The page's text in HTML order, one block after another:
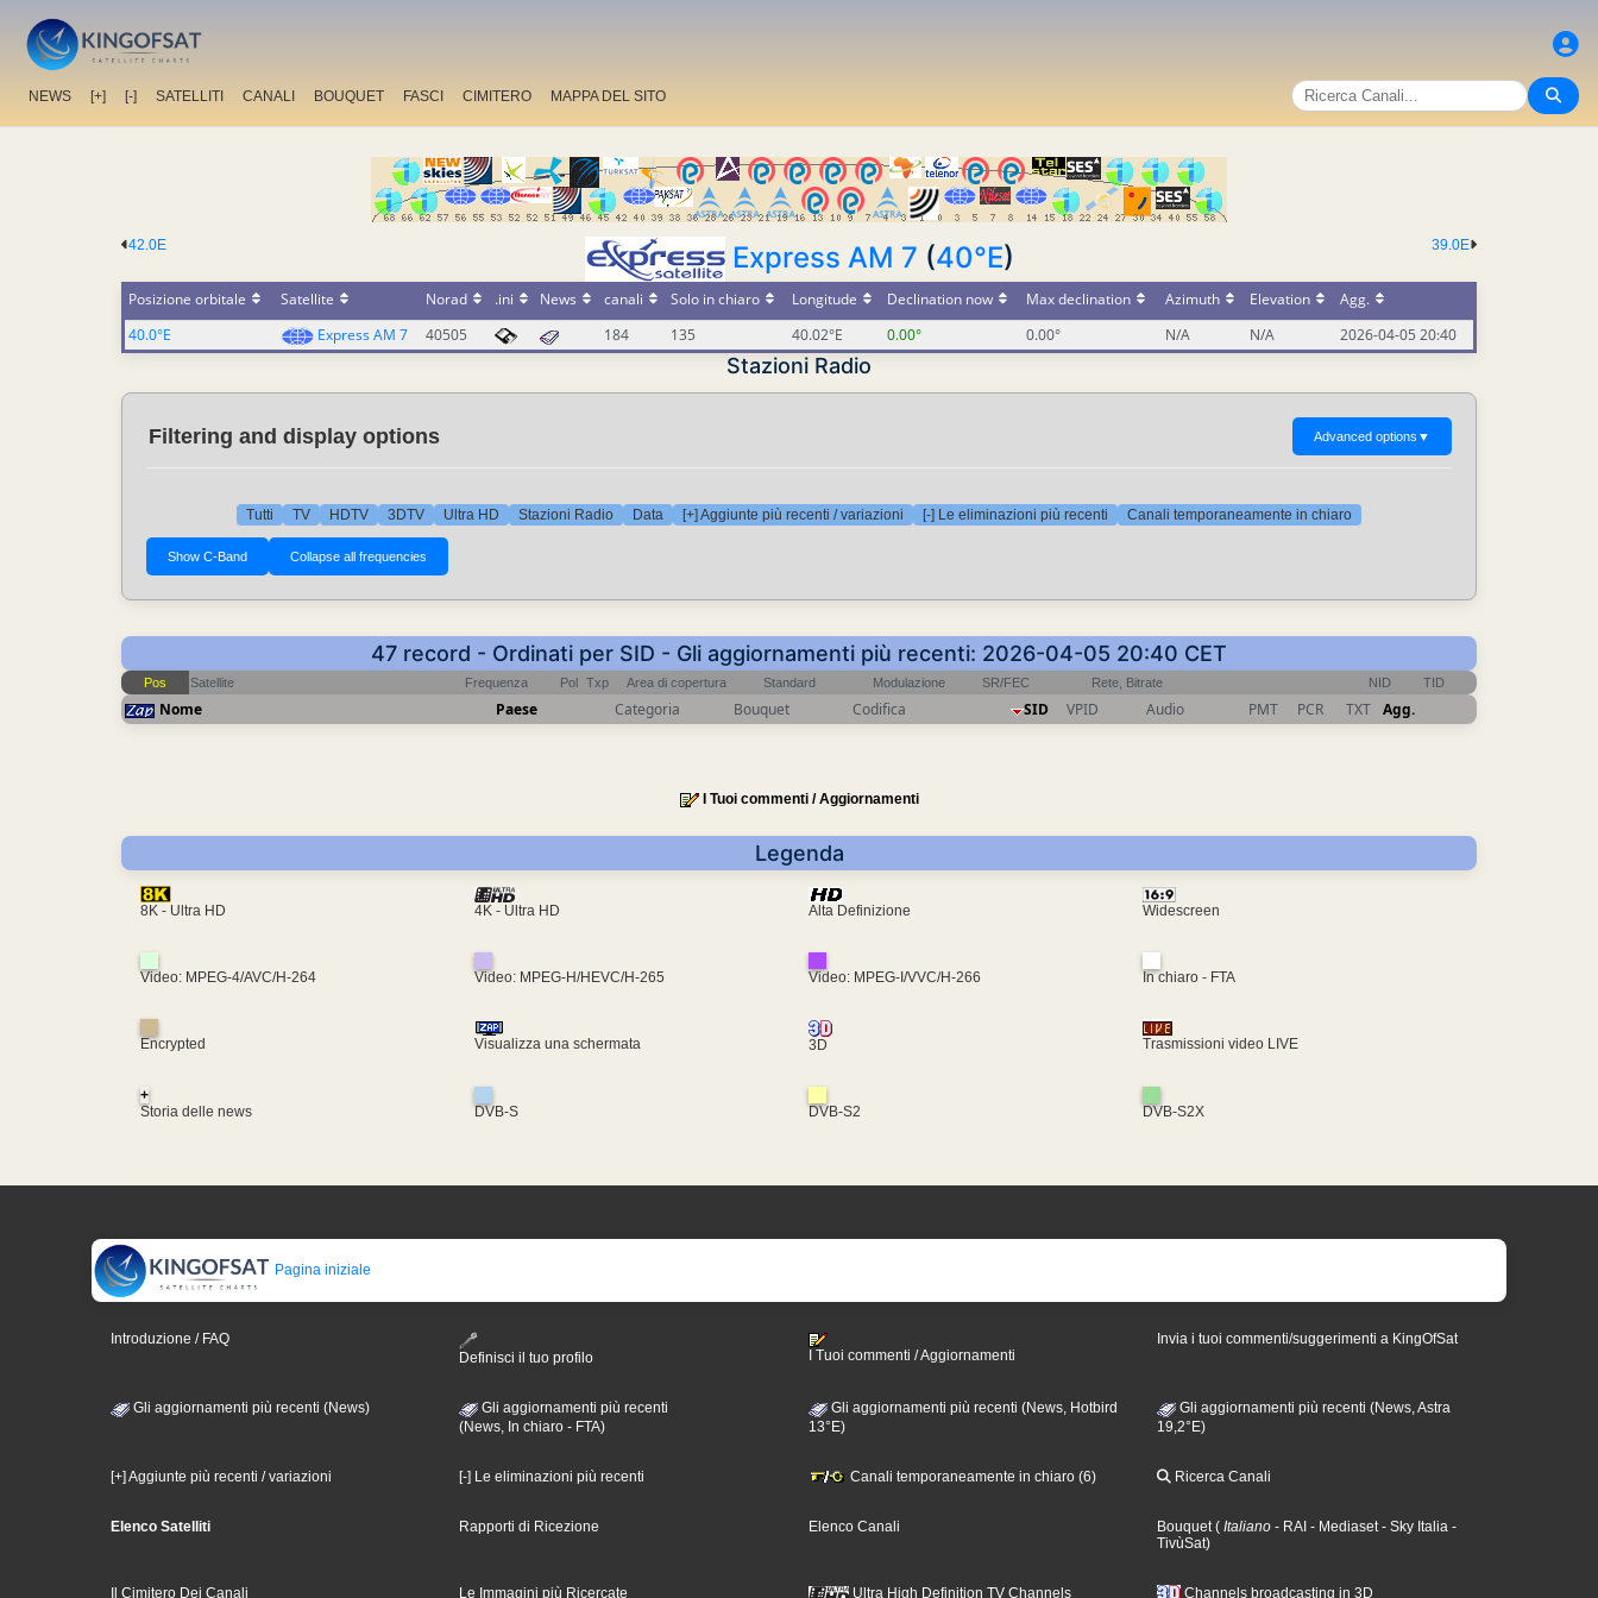
NEWS [+] [-] SATELLITI CANALI BOUQUET FASCI CIMITERO MAPPA DEL SITO
39.0E
42.0E Express AM 7 (40°E)
Posizione orbitale Satellite Norad .ini News canali Solo in chiaro Longitude Declination now Max declination Azimuth Elevation
Agg.
40.0°E
Express AM 7 40505 184 135 40.02°E 0.00° 0.00° N/A N/A 2026-04-05 20:40
Stazioni Radio
Filtering and display options Advanced options ▼
Tutti TV HDTV 3DTV Ultra HD Stazioni Radio Data [+] Aggiunte più recenti / variazioni [-] Le eliminazioni più recenti Canali temporaneamente in chiaro
47 record - Ordinati per SID - Gli aggiornamenti più recenti: 2026-04-05 20:40 CET
Pos Satellite Frequenza Pol Txp Area di copertura Standard Modulazione SR/FEC Rete, Bitrate NID TID
Nome Paese Categoria Bouquet Codifica SID VPID Audio PMT PCR TXT Agg.
I Tuoi commenti / Aggiornamenti
Legenda
8K - Ultra HD 4K - Ultra HD Alta Definizione Widescreen
Video: MPEG-4/AVC/H-264 Video: MPEG-H/HEVC/H-265 Video: MPEG-I/VVC/H-266 In chiaro - FTA
Encrypted Visualizza una schermata 3D Trasmissioni video LIVE
+
Storia delle news
DVB-S DVB-S2 DVB-S2X
Pagina iniziale
Introduzione / FAQ
Definisci il tuo profilo
I Tuoi commenti / Aggiornamenti
Invia i tuoi commenti/suggerimenti a KingOfSat
Gli aggiornamenti più recenti (News)
Gli aggiornamenti più recenti
(News, In chiaro - FTA)
Gli aggiornamenti più recenti (News, Hotbird
13°E)
Gli aggiornamenti più recenti (News, Astra
19,2°E)
[+] Aggiunte più recenti / variazioni [-] Le eliminazioni più recenti Canali temporaneamente in chiaro (6) Ricerca Canali
Elenco Satelliti Rapporti di Ricezione Elenco Canali Bouquet ( Italiano - RAI - Mediaset - Sky Italia -
TivùSat)
Il Cimitero Dei Canali Le Immagini più Ricercate Ultra High Definition TV Channels Channels broadcasting in 3D